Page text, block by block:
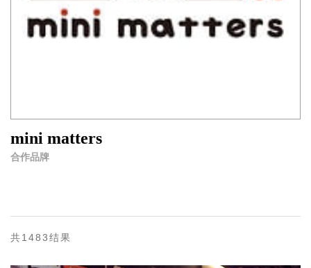
mini matters
合作品牌
共1483结果